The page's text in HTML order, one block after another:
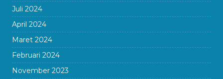
Juli 2024
April 2024
Maret 2024
Februari 2024
November 2023